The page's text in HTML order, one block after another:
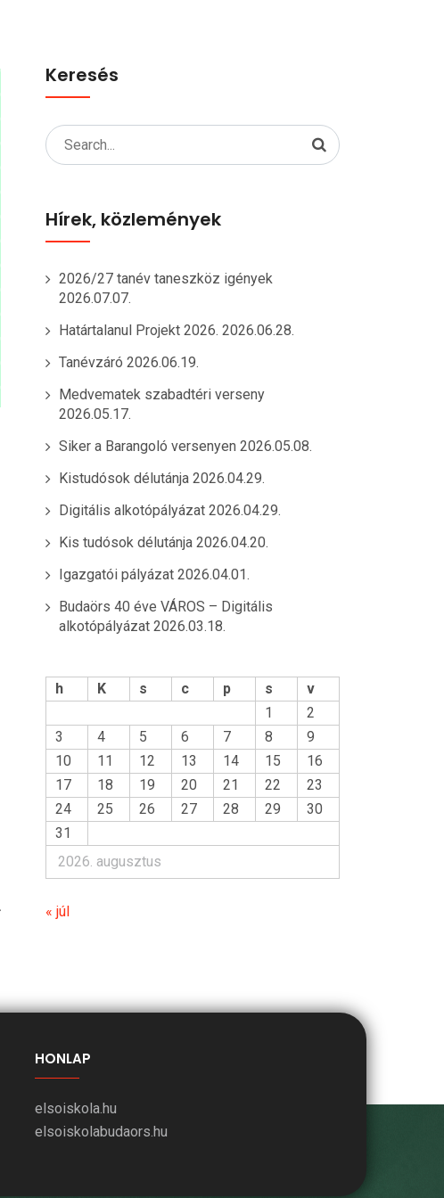
Keresés
Search
for:
Hírek, közlemények
2026/27 tanév taneszköz igények
2026.07.07.
Határtalanul Projekt 2026. 2026.06.28.
Tanévzáró 2026.06.19.
Medvematek szabadtéri verseny
2026.05.17.
Siker a Barangoló versenyen 2026.05.08.
Kistudósok délutánja 2026.04.29.
Digitális alkotópályázat 2026.04.29.
Kis tudósok délutánja 2026.04.20.
Igazgatói pályázat 2026.04.01.
Budaörs 40 éve VÁROS – Digitális
alkotópályázat 2026.03.18.
2026. augusztus
h K s c p s
v
1
2
3
4 5 6 7 8
9
10
11 12 13 14 15
16
17
18 19 20 21 22
23
24
25 26 27 28 29
30
31
« júl
HONLAP
elsoiskola.hu
elsoiskolabudaors.hu